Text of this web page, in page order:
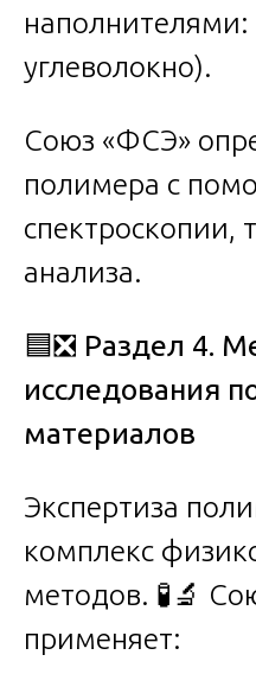
наполнителями:
углеволокно).
Союз «ФСЭ»
полимера с
спектроскопии,
анализа.
🟦❎ Раздел 4.
исследования
материалов
Экспертиза
комплекс
методов. 🧪🔬
применяет: